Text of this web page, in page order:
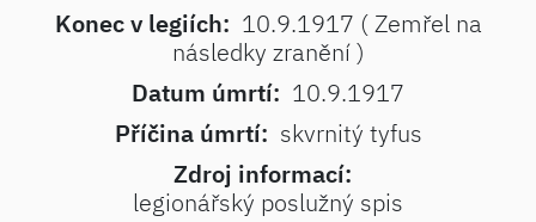
Konec v legiích: 10.9.1917 ( Zemřel na
následky zranění )
Datum úmrtí: 10.9.1917
Příčina úmrtí: skvrnitý tyfus
Zdroj informací:
legionářský poslužný spis